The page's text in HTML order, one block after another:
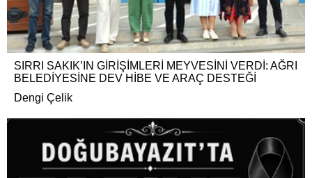
SIRRI SAKIK’IN GİRİŞİMLERİ MEYVESİNİ VERDİ: AĞRI
BELEDİYESİNE DEV HİBE VE ARAÇ DESTEĞİ
Dengi Çelik